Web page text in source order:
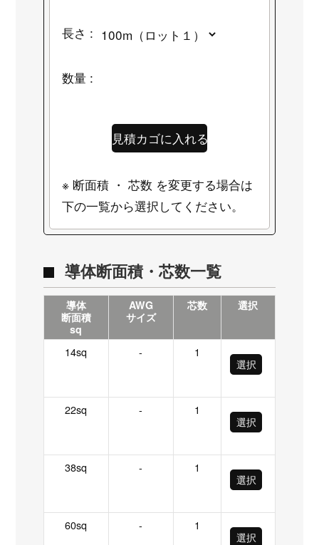
長さ :
数量 :
※ 断面積 ・ 芯数 を変更する場合は
下の一覧から選択してください。
導体断面積・芯数一覧
導体
断面積
sq
AWG
サイズ
芯数 選択
14sq -
1
選択
22sq -
1
選択
38sq -
1
選択
60sq -
1
選択